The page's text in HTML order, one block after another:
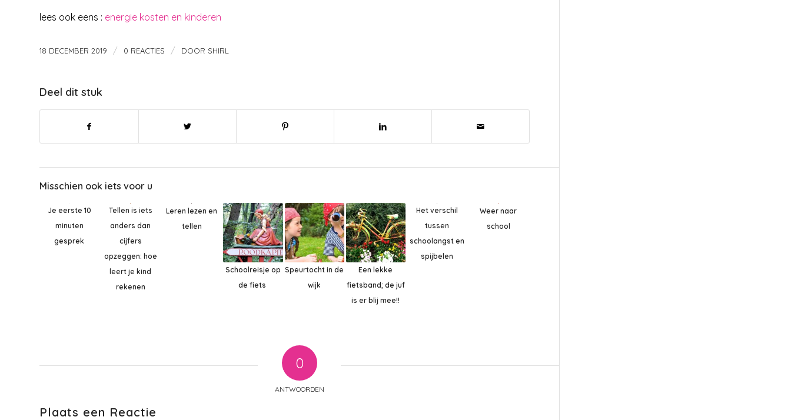
lees ook eens : energie kosten en kinderen
18 DECEMBER 2019 / 0 REACTIES / DOOR SHIRL
Deel dit stuk
Misschien ook iets voor u
Je eerste 10
minuten
gesprek
Tellen is iets
anders dan
cijfers
opzeggen: hoe
leert je kind
rekenen
Leren lezen en
tellen
Schoolreisje op
de fiets
Speurtocht in de
wijk
Een lekke
fietsband; de juf
is er blij mee!!
Het verschil
tussen
schoolangst en
spijbelen
Weer naar
school
0
ANTWOORDEN
Plaats een Reactie